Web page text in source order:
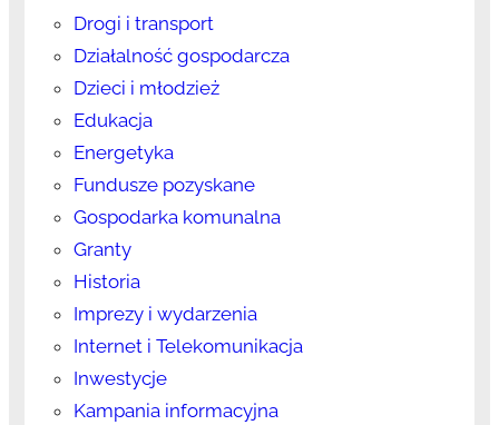
Drogi i transport
Działalność gospodarcza
Dzieci i młodzież
Edukacja
Energetyka
Fundusze pozyskane
Gospodarka komunalna
Granty
Historia
Imprezy i wydarzenia
Internet i Telekomunikacja
Inwestycje
Kampania informacyjna